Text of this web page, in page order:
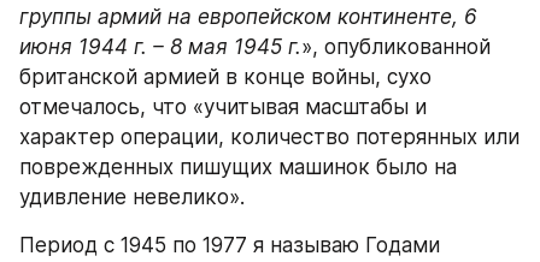
группы армий на европейском континенте, 6
июня 1944 г. – 8 мая 1945 г.», опубликованной
британской армией в конце войны, сухо
отмечалось, что «учитывая масштабы и
характер операции, количество потерянных или
поврежденных пишущих машинок было на
удивление невелико».
Период с 1945 по 1977 я называю Годами